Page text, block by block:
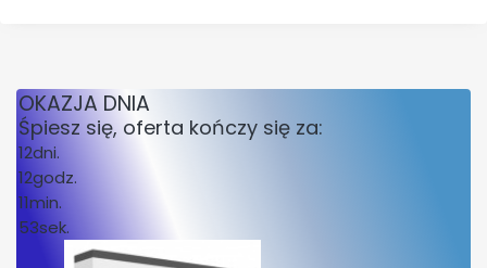
OKAZJA DNIA
Śpiesz się, oferta kończy się za:
12dni.
12godz.
11min.
53sek.